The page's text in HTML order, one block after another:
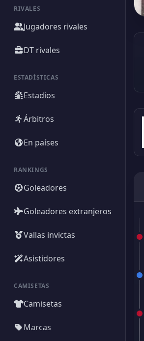
RIVALES
Jugadores rivales
DT rivales
ESTADÍSTICAS
Estadios
Árbitros
En países
RANKINGS
Goleadores
Goleadores extranjeros
Vallas invictas
Asistidores
CAMISETAS
Camisetas
Marcas